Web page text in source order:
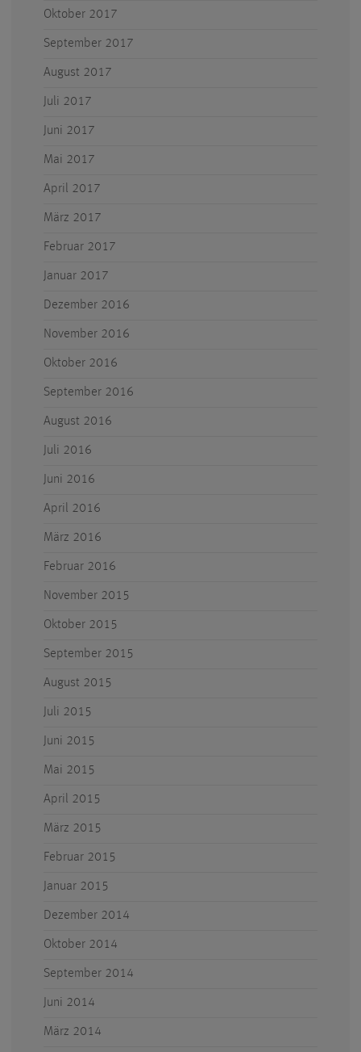
Oktober 2017
September 2017
August 2017
Juli 2017
Juni 2017
Mai 2017
April 2017
März 2017
Februar 2017
Januar 2017
Dezember 2016
November 2016
Oktober 2016
September 2016
August 2016
Juli 2016
Juni 2016
April 2016
März 2016
Februar 2016
November 2015
Oktober 2015
September 2015
August 2015
Juli 2015
Juni 2015
Mai 2015
April 2015
März 2015
Februar 2015
Januar 2015
Dezember 2014
Oktober 2014
September 2014
Juni 2014
März 2014